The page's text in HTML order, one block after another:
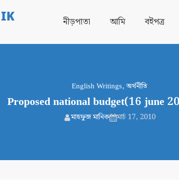
নীড়পাতা আমি বইপত্র
English Writings,অর্থনীতি
Proposed national budget(16 june
মাহফুজ মানিক মার্চ 17, 2010